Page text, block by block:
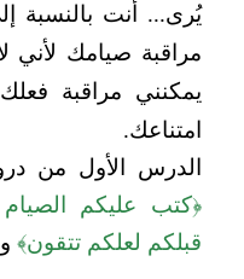
يُرى... أنت بالنسبة
مراقبة صيامك لأني
يمكنني مراقبة
امتناعك.
الدرس الأول من
﴿كتب عليكم
قبلكم لعلكم تتقون﴾